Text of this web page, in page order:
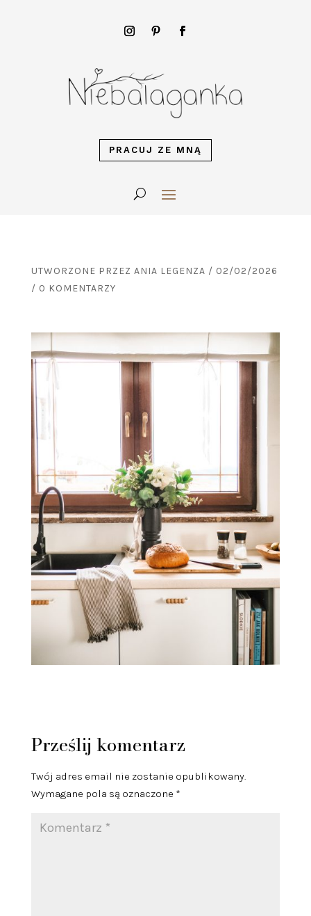
PRACUJ ZE MNĄ
UTWORZONE PRZEZ ANIA LEGENZA / 02/02/2026
/ 0 KOMENTARZY
Prześlij komentarz
Twój adres email nie zostanie opublikowany.
Wymagane pola są oznaczone *